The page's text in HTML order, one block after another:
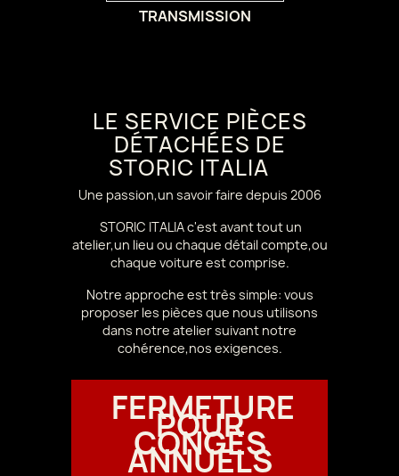
TRANSMISSION
LE SERVICE PIÈCES
DÉTACHÉES DE
STORIC ITALIA
Une passion,un savoir faire depuis 2006
STORIC ITALIA c'est avant tout un
atelier,un lieu ou chaque détail compte,ou
chaque voiture est comprise.
Notre approche est très simple: vous
proposer les pièces que nous utilisons
dans notre atelier suivant notre
cohérence,nos exigences.
FERMETURE
POUR
CONGÉS
ANNUELS